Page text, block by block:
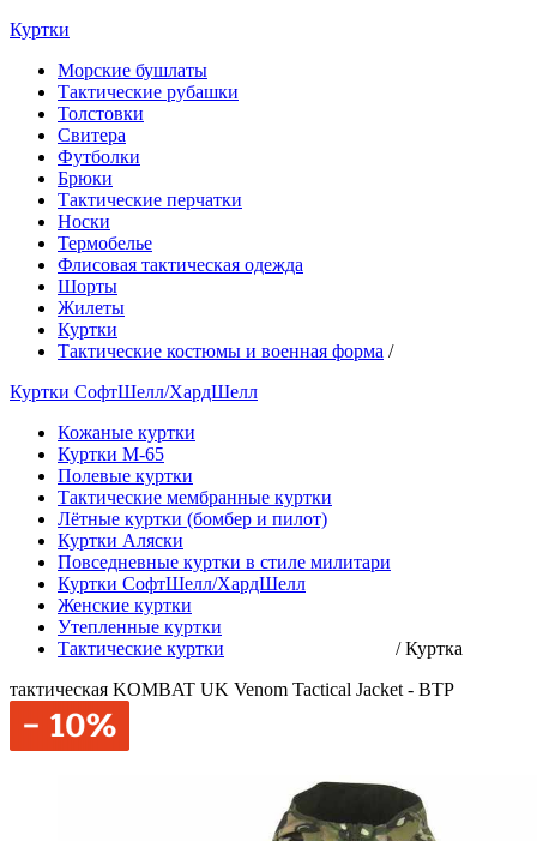
Куртки
Морские бушлаты
Тактические рубашки
Толстовки
Свитера
Футболки
Брюки
Тактические перчатки
Носки
Термобелье
Флисовая тактическая одежда
Шорты
Жилеты
Куртки
Тактические костюмы и военная форма /
Куртки СофтШелл/ХардШелл
Кожаные куртки
Куртки М-65
Полевые куртки
Тактические мембранные куртки
Лётные куртки (бомбер и пилот)
Куртки Аляски
Повседневные куртки в стиле милитари
Куртки СофтШелл/ХардШелл
Женские куртки
Утепленные куртки
Тактические куртки
/Куртка
тактическая KOMBAT UK Venom Tactical Jacket - BTP